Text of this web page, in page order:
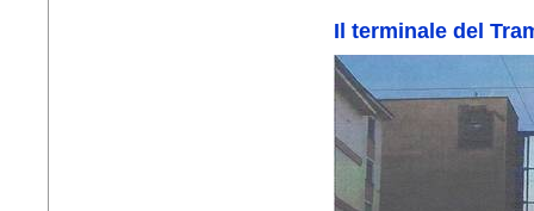
Il terminale del